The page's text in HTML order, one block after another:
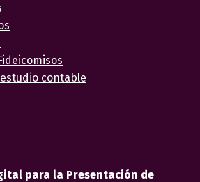
contable
para la Presentación de